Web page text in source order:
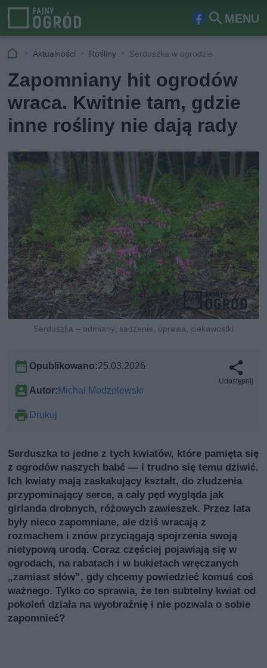
MENU
Fa
ook
Szu
kaj
Aktualności Rośliny Serduszka w ogrodzie
Zapomniany hit ogrodów
wraca. Kwitnie tam, gdzie
inne rośliny nie dają rady
Serduszka – odmiany, sadzenie, uprawa, ciekawostki
Opublikowano:25.03.2026
Autor:Michał Modzelewski
Drukuj
Udostępnij
Serduszka to jedne z tych kwiatów, które pamięta się
z ogrodów naszych babć — i trudno się temu dziwić.
Ich kwiaty mają zaskakujący kształt, do złudzenia
przypominający serce, a cały pęd wygląda jak
girlanda drobnych, różowych zawieszek. Przez lata
były nieco zapomniane, ale dziś wracają z
rozmachem i znów przyciągają spojrzenia swoją
nietypową urodą. Coraz częściej pojawiają się w
ogrodach, na rabatach i w bukietach wręczanych
„zamiast słów”, gdy chcemy powiedzieć komuś coś
ważnego. Tylko co sprawia, że ten subtelny kwiat od
pokoleń działa na wyobraźnię i nie pozwala o sobie
zapomnieć?